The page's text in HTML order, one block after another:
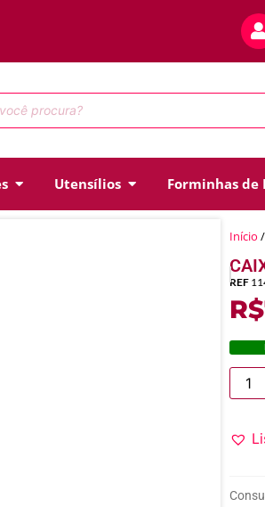
Utensílios Forminhas de
Início /
REF
R$